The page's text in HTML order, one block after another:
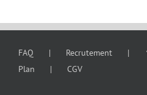
FAQ Recrutement
Plan
CGV